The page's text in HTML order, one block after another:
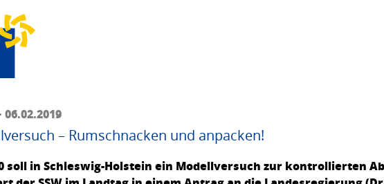
– Rumschnacken und anpacken!
soll in Schleswig-Holstein ein Modellversuch zur kontrollierten